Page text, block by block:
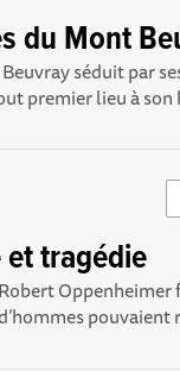
du Mont
séduit par
premier lieu à
tragédie
Oppenheimer
pouvaient